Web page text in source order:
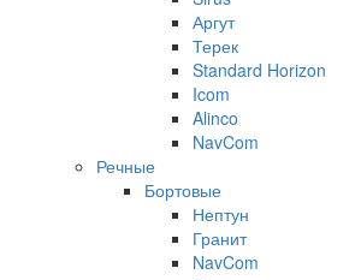
Аргут
Терек
Standard Horizon
Icom
Alinco
NavCom
Речные
Бортовые
Нептун
Гранит
NavCom